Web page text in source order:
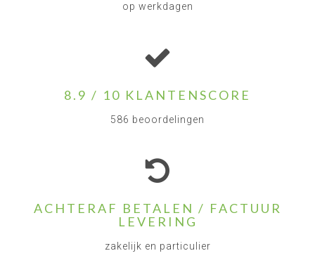
op werkdagen
8.9 / 10 KLANTENSCORE
586 beoordelingen
ACHTERAF BETALEN / FACTUUR
LEVERING
zakelijk en particulier